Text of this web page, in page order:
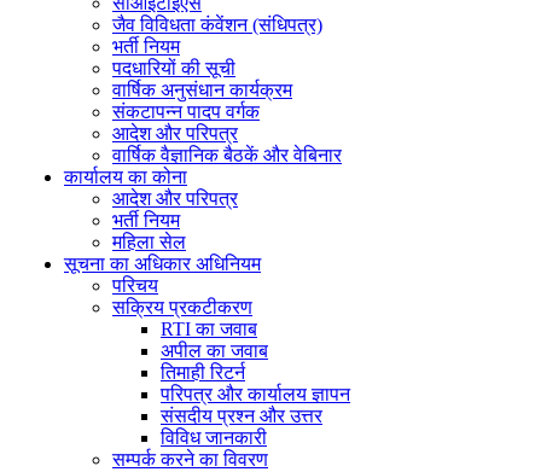
जैव विविधता कंवेंशन (संधिपत्र)
भर्ती नियम
पदधारियों की सूची
वार्षिक अनुसंधान कार्यक्रम
संकटापन्न पादप वर्गक
आदेश और परिपत्र
वार्षिक वैज्ञानिक बैठकें और वेबिनार
कार्यालय का कोना
आदेश और परिपत्र
भर्ती नियम
महिला सेल
सूचना का अधिकार अधिनियम
परिचय
सक्रिय प्रकटीकरण
RTI का जवाब
अपील का जवाब
तिमाही रिटर्न
परिपत्र और कार्यालय ज्ञापन
संसदीय प्रश्न और उत्तर
विविध जानकारी
सम्पर्क करने का विवरण